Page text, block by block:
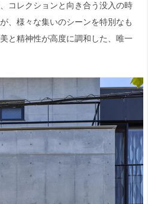
コレクションと向き合う没入の時
、様々な集いのシーンを特別なも
と精神性が高度に調和した、唯一